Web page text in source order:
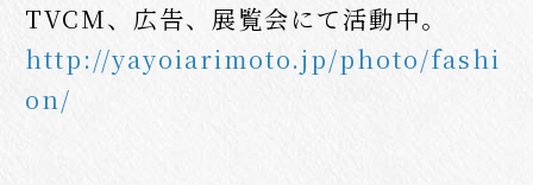
TVCM、広告、展覧会にて活動中。
http://yayoiarimoto.jp/photo/fashi
on/